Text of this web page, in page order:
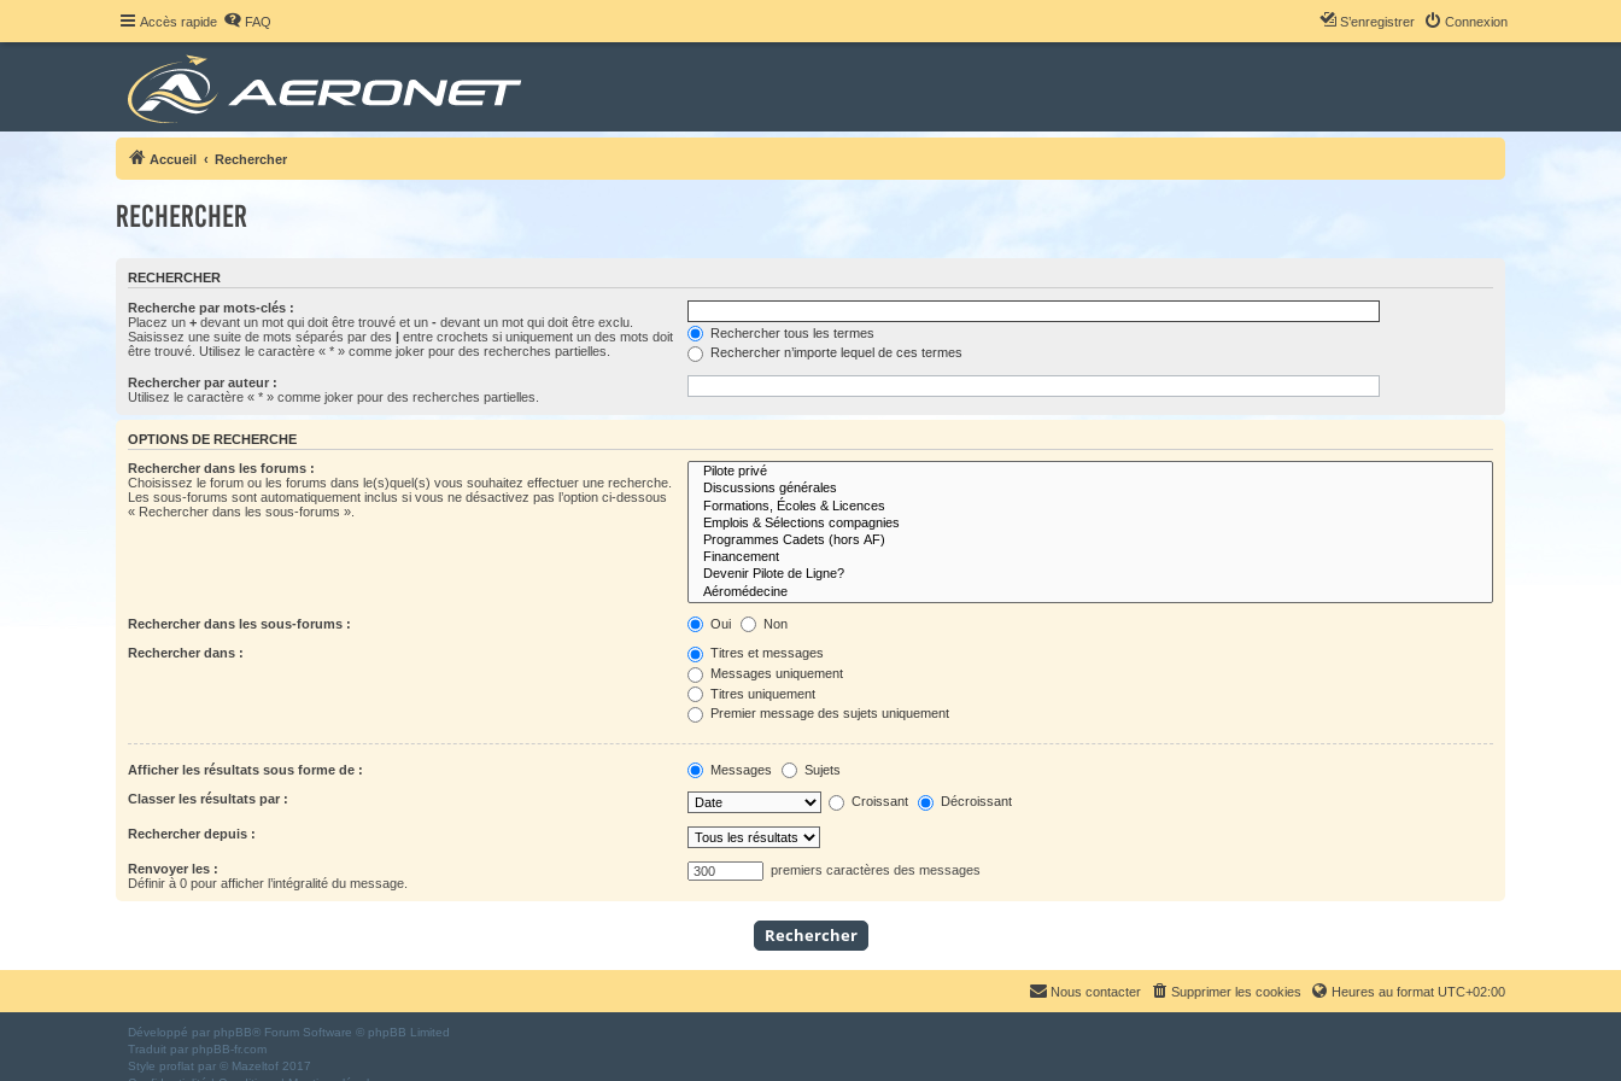
Accès rapide FAQ Connexion
S’enregistrer
Accueil Rechercher
Rechercher
RECHERCHER
Recherche par mots-clés :
Placez un + devant un mot qui doit être trouvé et un - devant un mot qui doit être exclu.
Saisissez une suite de mots séparés par des | entre crochets si uniquement un des mots doit
être trouvé. Utilisez le caractère « * » comme joker pour des recherches partielles.
Rechercher tous les termes
Rechercher n’importe lequel de ces termes
Rechercher par auteur :
Utilisez le caractère « * » comme joker pour des recherches partielles.
OPTIONS DE RECHERCHE
Rechercher dans les forums :
Choisissez le forum ou les forums dans le(s)quel(s) vous souhaitez effectuer une recherche.
Les sous-forums sont automatiquement inclus si vous ne désactivez pas l’option ci-dessous
« Rechercher dans les sous-forums ».
Rechercher dans les sous-forums : Oui Non
Rechercher dans :
Titres et messages
Messages uniquement
Titres uniquement
Premier message des sujets uniquement
Afficher les résultats sous forme de : Messages Sujets
Classer les résultats par : Croissant Décroissant
Rechercher depuis :
Renvoyer les :
Définir à 0 pour afficher l’intégralité du message.
premiers caractères des messages
Heures au format UTC+02:00
Supprimer les cookies
Nous contacter
Développé par phpBB® Forum Software © phpBB Limited
Traduit par phpBB-fr.com
Style proflat par © Mazeltof 2017